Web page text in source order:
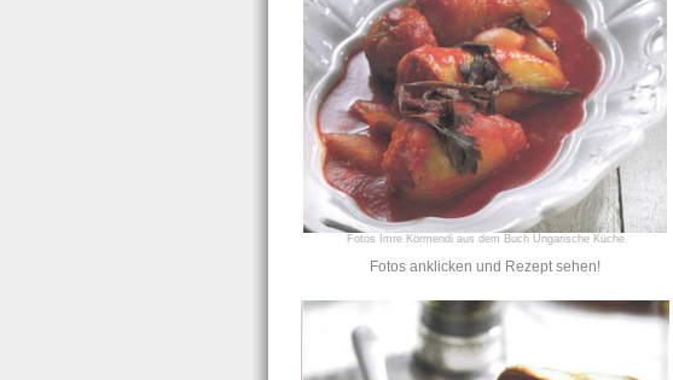
Fotos Imre Körmendi aus dem Buch Ungarische Küche
Fotos anklicken und Rezept sehen!